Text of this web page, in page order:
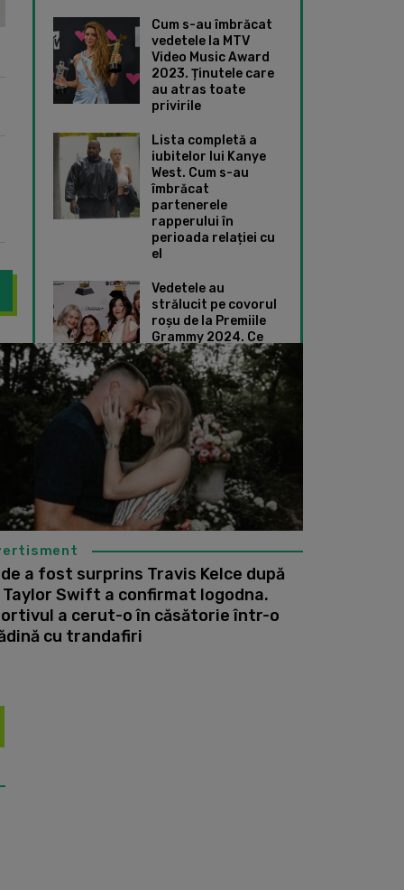
Cum s-au îmbrăcat
vedetele la MTV
Video Music Award
2023. Ținutele care
au atras toate
privirile
Lista completă a
iubitelor lui Kanye
West. Cum s-au
îmbrăcat
partenerele
rapperului în
perioada relației cu
el
Vedetele au
strălucit pe covorul
roșu de la Premiile
Grammy 2024. Ce
ținute speciale au
ales Taylor Swift și
Dua Lipa
a publicat imagini seducătoare din culisele videoclipului
a fost surprins Travis Kelce după
Taylor Swift a confirmat logodna.
a cerut-o în căsătorie într-o
cu trandafiri